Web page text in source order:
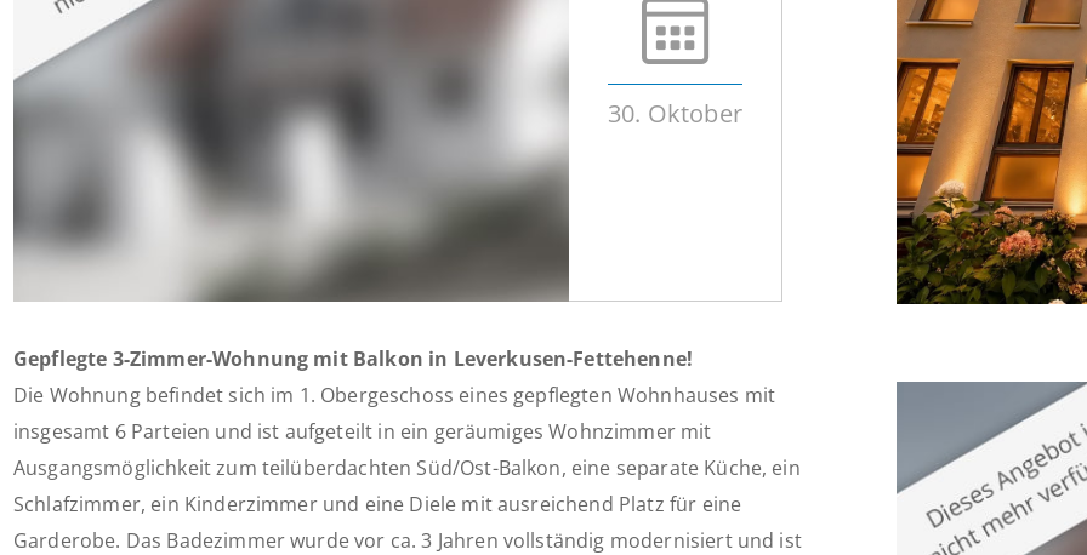
30. Oktober
Gepflegte 3-Zimmer-Wohnung mit Balkon in Leverkusen-Fettehenne!
Die Wohnung befindet sich im 1. Obergeschoss eines gepflegten Wohnhauses mit
insgesamt 6 Parteien und ist aufgeteilt in ein geräumiges Wohnzimmer mit
Ausgangsmöglichkeit zum teilüberdachten Süd/Ost-Balkon, eine separate Küche, ein
Schlafzimmer, ein Kinderzimmer und eine Diele mit ausreichend Platz für eine
Garderobe. Das Badezimmer wurde vor ca. 3 Jahren vollständig modernisiert und ist